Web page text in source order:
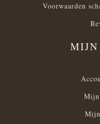
Voorwaarden
MIJN
Mijn